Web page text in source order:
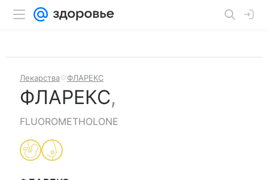
Лекарства ФЛАРЕКС
ФЛАРЕКС,
FLUOROMETHOLONE